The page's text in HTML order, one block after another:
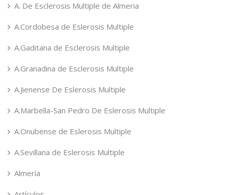
A. De Esclerosis Multiple de Almeria
A.Cordobesa de Eslerosis Multiple
A.Gaditana de Esclerosis Multiple
A.Granadina de Esclerosis Multiple
A.Jienense De Eslerosis Multiple
A.Marbella-San Pedro De Eslerosis Multiple
A.Onubense de Eslerosis Multiple
A.Sevillana de Eslerosis Multiple
Almería